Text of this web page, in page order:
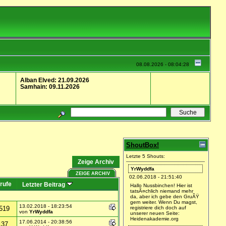
08.08.2026 - 08:04:28
Alban Elved: 21.09.2026
Samhain: 09.11.2026
Zeige Archiv
ZEIGE ARCHIV
Letzter Beitrag
13.02.2018 - 18:23:54
von YrWyddfa
17.06.2014 - 20:38:56
ShoutBox!
Letzte 5 Shouts:
YrWyddfa
02.06.2018 - 21:51:40
Hallo Nussbinchen! Hier ist
tatsÃ¤chlich niemand mehr
da, aber ich gebe den GruÃŸ
gern weiter. Wenn Du magst,
registriere dich doch auf
unserer neuen Seite:
Heidenakademie.org